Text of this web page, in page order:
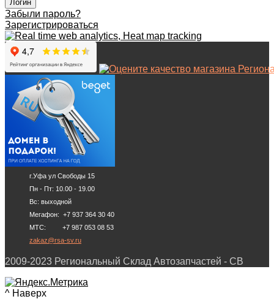
Забыли пароль?
Зарегистрироваться
г.Уфа ул Свободы 15
Пн - Пт: 10.00 - 19.00
Вс: выходной
Мегафон: +7 937 364 30 40
МТС: +7 987 053 08 53
zakaz@rsa-sv.ru
2009-2023 Региональный Склад Автозапчастей - СВ
^ Наверх